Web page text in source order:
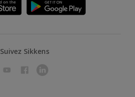
Suivez Sikkens